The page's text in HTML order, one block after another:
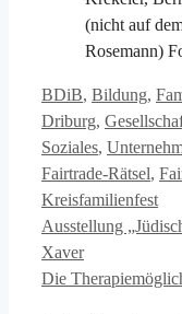
(nicht auf
Rosemann)
Kategorien
BDiB, Bildung,
Driburg,
Soziales,
Fairtrade-Rätsel,
Kreisfamilienfest
Ausstellung
Xaver
Die